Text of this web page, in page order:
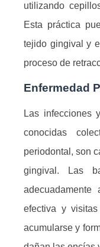
utilizando
Esta práctica
tejido gingival y
proceso de
Enfermedad
Las infecciones
conocidas
periodontal, son
gingival. Las
efectiva y
acumularse y